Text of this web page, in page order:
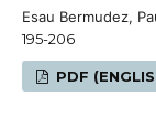
Esau Bermudez,
195-206
PDF